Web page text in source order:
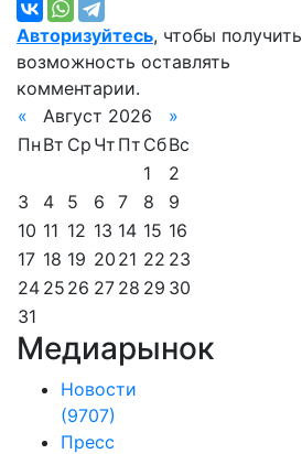
Авторизуйтесь, чтобы получить
возможность оставлять
комментарии.
«
Август 2026
»
Пн Вт Ср Чт Пт СбВс
1
2
3
4 5 6 7 8
9
10 11 12 13 14 15 16
17 18 19 20 21 22 23
24 25 26 27 28 29 30
31
Медиарынок
Новости
(9707)
Пресс